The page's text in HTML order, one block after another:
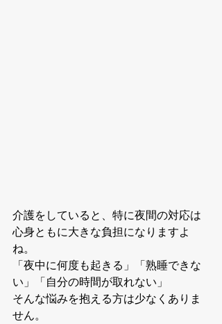
介護をしていると、特に夜間の対応は
心身ともに大きな負担になりますよ
ね。
「夜中に何度も起きる」「熟睡できな
い」「自分の時間が取れない」
そんな悩みを抱える方は少なくありま
せん。